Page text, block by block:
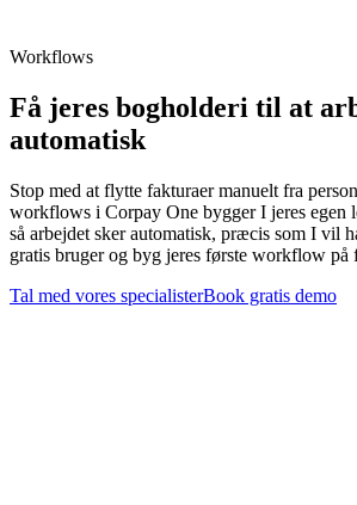
Workflows
Få jeres bogholderi til at
automatisk
Stop med at flytte fakturaer manuelt fra
workflows i Corpay One bygger I jeres egen
så arbejdet sker automatisk, præcis som I vil
gratis bruger og byg jeres første workflow på
Tal med vores specialisterBook gratis demo